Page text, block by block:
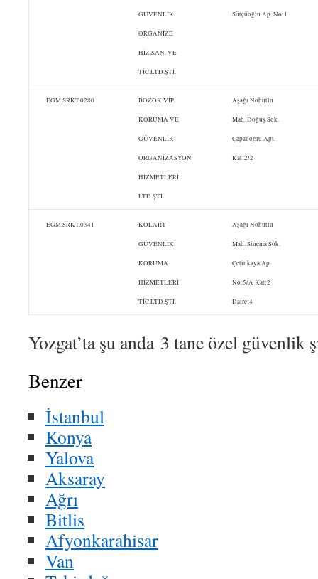
GÜVENLİK
ORGANİZE
HİZ.SAN. VE
TİC.LTD.ŞTİ.
Sütçüoğlu Ap. No:1
EGM.SRKT.0280 BOZOK VİP
KORUMA VE
GÜVENLİK
ORGANİZASYON
HİZMETLERİ
LTD.ŞTİ.
Aşağı Nohutlu
Mah. Doğuş Sok.
Çapanoğlu Apt.
Kat:2/2
EGM.SRKT.0341 KOLART
GÜVENLİK
KORUMA
HİZMETLERİ
TİC.LTD.ŞTİ.
Aşağı Nohutlu
Mah. Sinema Sok.
Çetinkaya Ap.
No:5/A Kat:2
Daire:4
Yozgat’ta şu anda 3 tane özel güvenlik
Benzer
İstanbul
Konya
Yalova
Aksaray
Ağrı
Bitlis
Afyonkarahisar
Van